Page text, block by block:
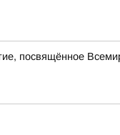
посвящённое